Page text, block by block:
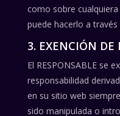
como sobre
puede hacerlo a
3. EXENCIÓN DE
El RESPONSABLE se
responsabilidad
en su sitio web
sido manipulada o